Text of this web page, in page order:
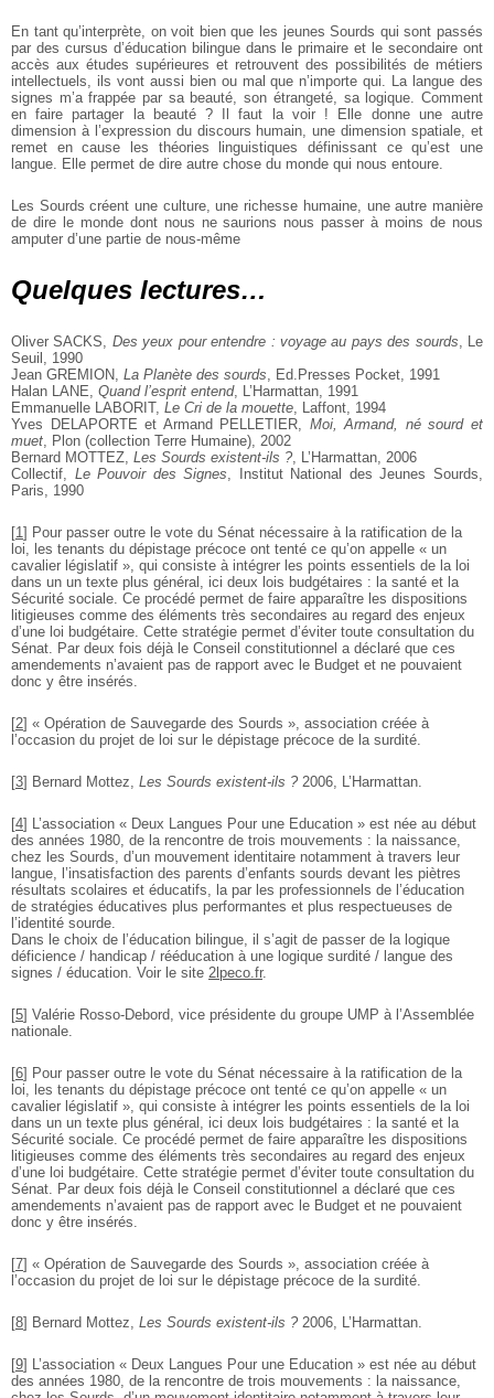
En tant qu’interprète, on voit bien que les jeunes Sourds qui sont passés
par des cursus d’éducation bilingue dans le primaire et le secondaire ont
accès aux études supérieures et retrouvent des possibilités de métiers
intellectuels, ils vont aussi bien ou mal que n’importe qui. La langue des
signes m’a frappée par sa beauté, son étrangeté, sa logique. Comment
en faire partager la beauté ? Il faut la voir ! Elle donne une autre
dimension à l’expression du discours humain, une dimension spatiale, et
remet en cause les théories linguistiques définissant ce qu’est une
langue. Elle permet de dire autre chose du monde qui nous entoure.
Les Sourds créent une culture, une richesse humaine, une autre manière
de dire le monde dont nous ne saurions nous passer à moins de nous
amputer d’une partie de nous-même
Quelques lectures…
Oliver SACKS, Des yeux pour entendre : voyage au pays des sourds , Le
Seuil, 1990
Jean GREMION, La Planète des sourds , Ed.Presses Pocket, 1991
Halan LANE, Quand l’esprit entend, L’Harmattan, 1991
Emmanuelle LABORIT, Le Cri de la mouette , Laffont, 1994
Yves DELAPORTE et Armand PELLETIER, Moi, Armand, né sourd et
muet , Plon (collection Terre Humaine), 2002
Bernard MOTTEZ, Les Sourds existent-ils ? , L’Harmattan, 2006
Collectif, Le Pouvoir des Signes , Institut National des Jeunes Sourds,
Paris, 1990
[1 ] Pour passer outre le vote du Sénat nécessaire à la ratification de la
loi, les tenants du dépistage précoce ont tenté ce qu’on appelle « un
cavalier législatif », qui consiste à intégrer les points essentiels de la loi
dans un un texte plus général, ici deux lois budgétaires : la santé et la
Sécurité sociale. Ce procédé permet de faire apparaître les dispositions
litigieuses comme des éléments très secondaires au regard des enjeux
d’une loi budgétaire. Cette stratégie permet d’éviter toute consultation du
Sénat. Par deux fois déjà le Conseil constitutionnel a déclaré que ces
amendements n’avaient pas de rapport avec le Budget et ne pouvaient
donc y être insérés.
[2] « Opération de Sauvegarde des Sourds », association créée à
l’occasion du projet de loi sur le dépistage précoce de la surdité.
[3] Bernard Mottez, Les Sourds existent-ils ? 2006, L’Harmattan.
[4]
L’association « Deux Langues Pour une Education » est née au début
des années 1980, de la rencontre de trois mouvements : la naissance,
chez les Sourds, d’un mouvement identitaire notamment à travers leur
langue, l’insatisfaction des parents d’enfants sourds devant les piètres
résultats scolaires et éducatifs, la par les professionnels de l’éducation
de stratégies éducatives plus performantes et plus respectueuses de
l’identité sourde.
Dans le choix de l’éducation bilingue, il s’agit de passer de la logique
déficience / handicap / rééducation à une logique surdité / langue des
signes / éducation. Voir le site 2lpeco.fr.
[5] Valérie Rosso-Debord, vice présidente du groupe UMP à l’Assemblée
nationale.
[6] Pour passer outre le vote du Sénat nécessaire à la ratification de la
loi, les tenants du dépistage précoce ont tenté ce qu’on appelle « un
cavalier législatif », qui consiste à intégrer les points essentiels de la loi
dans un un texte plus général, ici deux lois budgétaires : la santé et la
Sécurité sociale. Ce procédé permet de faire apparaître les dispositions
litigieuses comme des éléments très secondaires au regard des enjeux
d’une loi budgétaire. Cette stratégie permet d’éviter toute consultation du
Sénat. Par deux fois déjà le Conseil constitutionnel a déclaré que ces
amendements n’avaient pas de rapport avec le Budget et ne pouvaient
donc y être insérés.
[7] « Opération de Sauvegarde des Sourds », association créée à
l’occasion du projet de loi sur le dépistage précoce de la surdité.
[8] Bernard Mottez, Les Sourds existent-ils ? 2006, L’Harmattan.
[9]
L’association « Deux Langues Pour une Education » est née au début
des années 1980, de la rencontre de trois mouvements : la naissance,